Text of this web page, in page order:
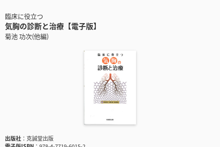
臨床に役立つ
気胸の診断と治療【電子版】
菊池 功次(他編)
出版社
克誠堂出版